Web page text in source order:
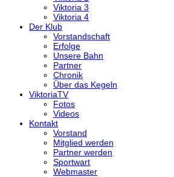
Viktoria 3
Viktoria 4
Der Klub
Vorstandschaft
Erfolge
Unsere Bahn
Partner
Chronik
Über das Kegeln
ViktoriaTV
Fotos
Videos
Kontakt
Vorstand
Mitglied werden
Partner werden
Sportwart
Webmaster